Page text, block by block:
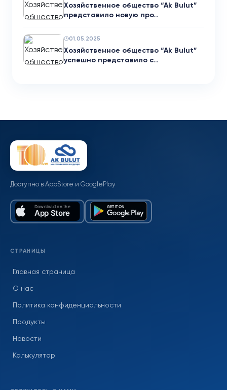
Хозяйственное общество “Ak Bulut”
представило новую про…
01.05.2025
Хозяйственное общество “Ak Bulut”
успешно представило с…
Доступно в AppStore и GooglePlay
СТРАНИЦЫ
Главная страница
О нас
Политика конфиденциальности
Продукты
Новости
Калькулятор